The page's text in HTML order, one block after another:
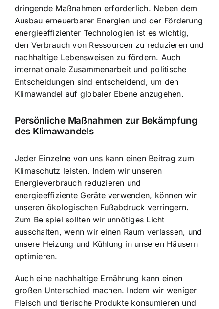
dringende Maßnahmen erforderlich. Neben dem
Ausbau erneuerbarer Energien und der Förderung
energieeffizienter Technologien ist es wichtig,
den Verbrauch von Ressourcen zu reduzieren und
nachhaltige Lebensweisen zu fördern. Auch
internationale Zusammenarbeit und politische
Entscheidungen sind entscheidend, um den
Klimawandel auf globaler Ebene anzugehen.
Persönliche Maßnahmen zur Bekämpfung
des Klimawandels
Jeder Einzelne von uns kann einen Beitrag zum
Klimaschutz leisten. Indem wir unseren
Energieverbrauch reduzieren und
energieeffiziente Geräte verwenden, können wir
unseren ökologischen Fußabdruck verringern.
Zum Beispiel sollten wir unnötiges Licht
ausschalten, wenn wir einen Raum verlassen, und
unsere Heizung und Kühlung in unseren Häusern
optimieren.
Auch eine nachhaltige Ernährung kann einen
großen Unterschied machen. Indem wir weniger
Fleisch und tierische Produkte konsumieren und